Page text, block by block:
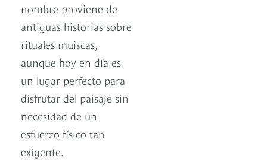
nombre proviene de
antiguas historias sobre
rituales muiscas,
aunque hoy en día es
un lugar perfecto para
disfrutar del paisaje sin
necesidad de un
esfuerzo físico tan
exigente.